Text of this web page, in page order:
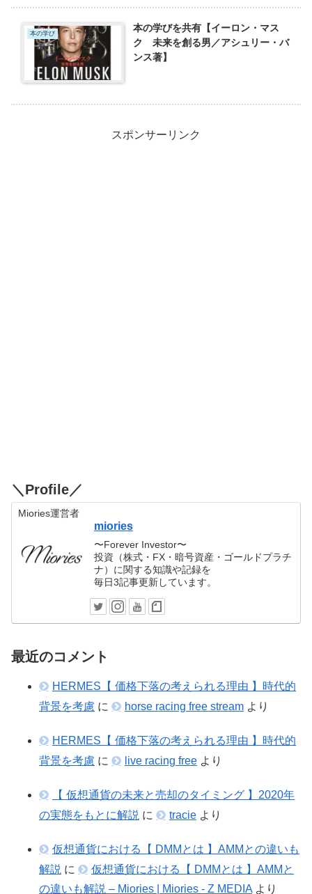
本の学び
本の学びを共有【イーロン・マス
ク 未来を創る男／アシュリー・バ
ンス著】
スポンサーリンク
＼Profile／
Miories運営者
miories
〜Forever Investor〜
投資（株式・FX・暗号資産・ゴールドプラチ
ナ）に関する知識や記録を
毎日3記事更新しています。
最近のコメント
HERMES【 価格下落の考えられる理由 】時代的
背景を考慮 に horse racing free stream より
HERMES【 価格下落の考えられる理由 】時代的
背景を考慮 に live racing free より
【 仮想通貨の未来と売却のタイミング 】2020年
の実態をもとに解説 に tracie より
仮想通貨における【 DMMとは 】AMMとの違いも
解説 に
仮想通貨における【 DMMとは 】AMMと
の違いも解説 – Miories | Miories - Z MEDIA より